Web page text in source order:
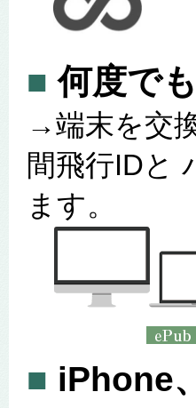
■ 何度で
→端末を交
間飛行IDと
ます。
■ iPhone